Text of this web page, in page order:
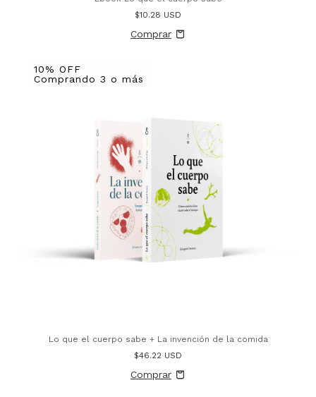
$10.28 USD
10% OFF
Comprando 3 o más
Lo que el cuerpo sabe + La invención de la comida
$46.22 USD